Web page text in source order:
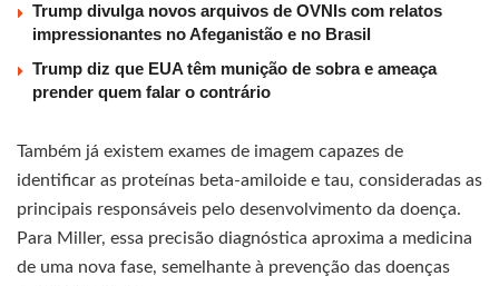
Trump divulga novos arquivos de OVNIs com relatos
impressionantes no Afeganistão e no Brasil
Trump diz que EUA têm munição de sobra e ameaça
prender quem falar o contrário
Também já existem exames de imagem capazes de
identificar as proteínas beta-amiloide e tau, consideradas as
principais responsáveis pelo desenvolvimento da doença.
Para Miller, essa precisão diagnóstica aproxima a medicina
de uma nova fase, semelhante à prevenção das doenças